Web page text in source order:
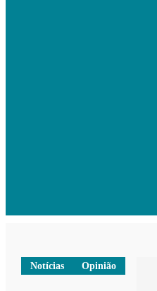
Notícias Opinião